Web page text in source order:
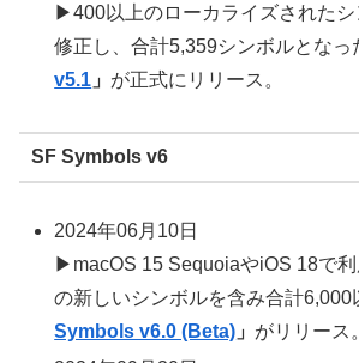
▶400以上のローカライズされた
修正し、合計5,359シンボルとなっ
v5.1 」 が正式にリリース。
SF Symbols v6
2024年06月10日
▶macOS 15 SequoiaやiOS 18で
の新しいシンボルを含み合計6,000
Symbols v6.0 (Beta) 」 がリリース。